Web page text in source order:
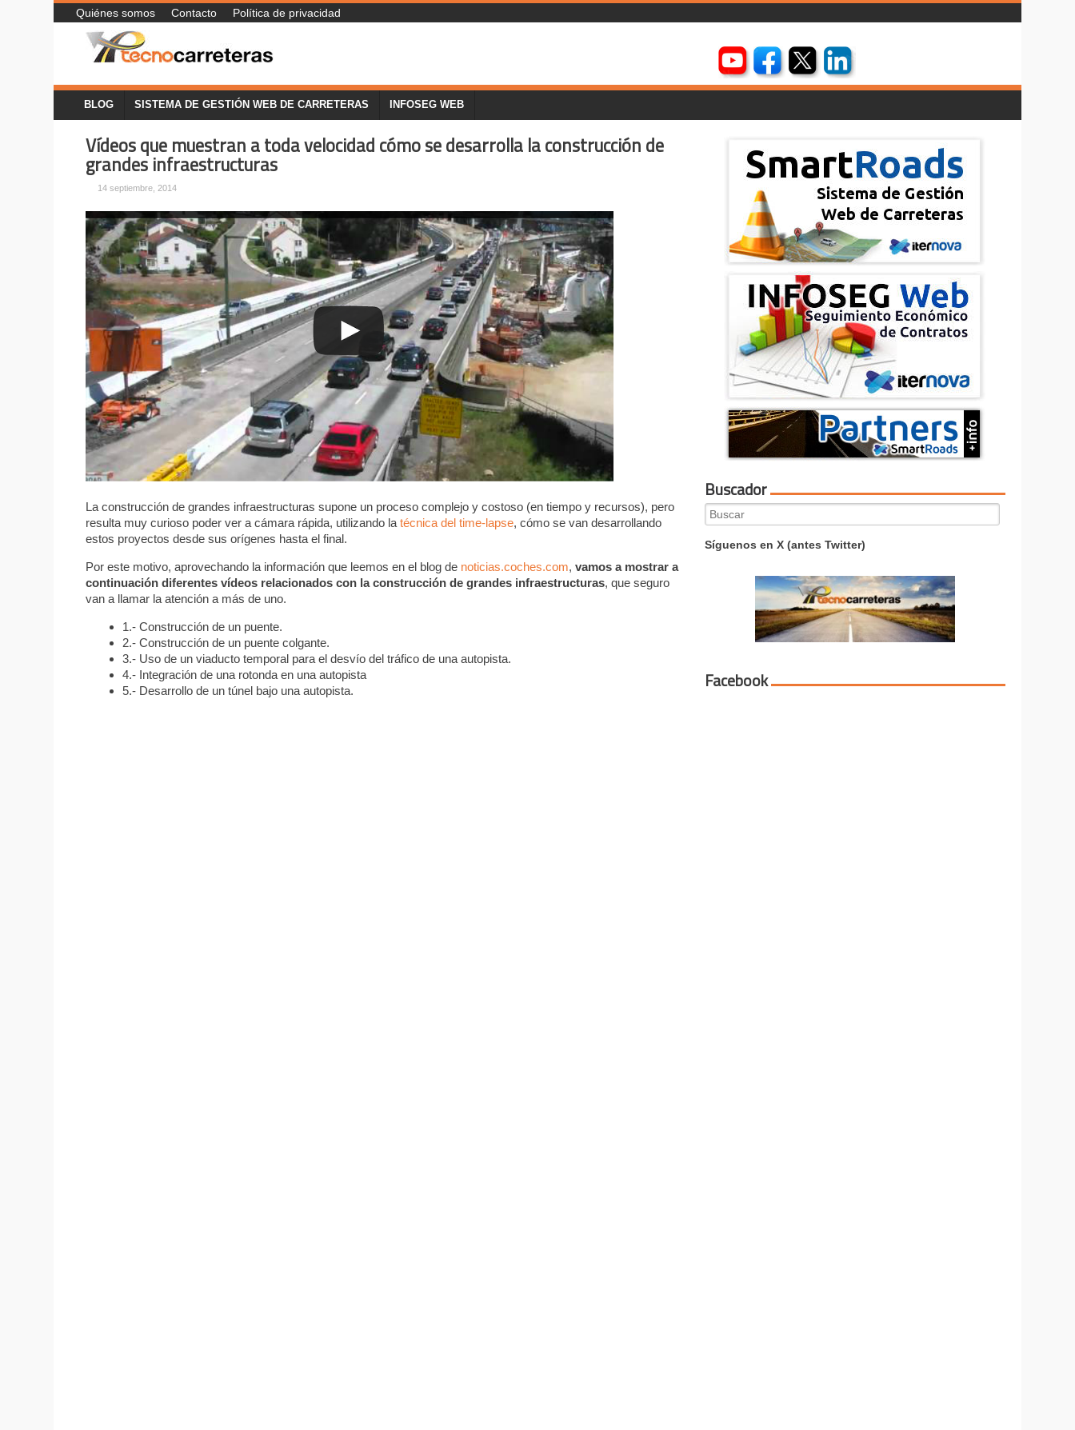
Quiénes somos Contacto Política de privacidad
BLOG SISTEMA DE GESTIÓN WEB DE CARRETERAS INFOSEG WEB
Vídeos que muestran a toda velocidad cómo se desarrolla la construcción de
grandes infraestructuras
14 septiembre, 2014
La construcción de grandes infraestructuras supone un proceso complejo y costoso (en tiempo y recursos), pero
resulta muy curioso poder ver a cámara rápida, utilizando latécnica del time-lapse, cómo se van desarrollando
estos proyectos desde sus orígenes hasta el final.
Por este motivo, aprovechando la información que leemos en el blog de noticias.coches.com,vamos a mostrar a
continuación diferentes vídeos relacionados con la construcción de grandes infraestructuras, que seguro
van a llamar la atención a más de uno.
1.- Construcción de un puente.
2.- Construcción de un puente colgante.
3.- Uso de un viaducto temporal para el desvío del tráfico de una autopista.
4.- Integración de una rotonda en una autopista
5.- Desarrollo de un túnel bajo una autopista.
Buscador
Search
for:
Síguenos en X (antes Twitter)
Facebook